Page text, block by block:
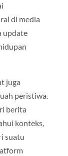
di media
update
juga
peristiwa.
berita
konteks,
suatu